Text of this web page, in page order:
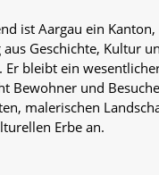
ist Aargau ein
Geschichte, Kultur
Er bleibt ein
Bewohner und
malerischen
Erbe an.